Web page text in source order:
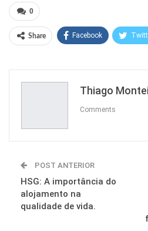
0
Share Facebook
Thiago
Comments
POST ANTERIOR
HSG: A importância do
alojamento na
qualidade de vida.